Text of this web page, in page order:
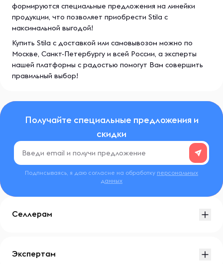
формируются специальные предложения на линейки
продукции, что позволяет приобрести Stila с
максимальной выгодой!
Купить Stila с доставкой или самовывозом можно по
Москве, Санкт-Петербургу и всей России, а эксперты
нашей платформы с радостью помогут Вам совершить
правильный выбор!
Получайте специальные предложения и
скидки
Подписываясь, я даю согласие на обработку персональных
данных
Селлерам
Экспертам